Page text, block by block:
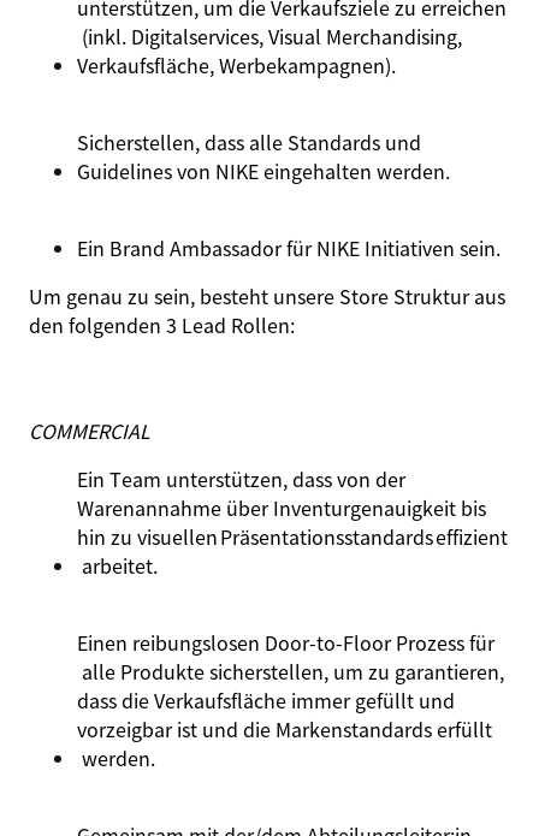
unterstützen, um dieVerkaufszielezu erreichen
(inkl. Digitalservices, Visual Merchandising,
Verkaufsfläche,Werbekampagnen).
Sicherstellen,dass alle Standards und
Guidelinesvon NIKEeingehalten werden.
Ein Brand Ambassador für NIKE Initiativen sein.
Um genau zu sein, besteht unsere Store Struktur aus
den folgenden 3 Lead Rollen:
COMMERCIAL
Ein Team unterstützen,dassvon der
Warenannahme über Inventurgenauigkeit bis
hin zu visuellenPräsentationsstandardseffizient
arbeitet.
Einen reibungslosen Door-to-FloorProzessfür
alle Produktesicherstellen, um zu garantieren,
dassdieVerkaufsfläche immergefüllt und
vorzeigbar ist und die Markenstandardserfüllt
werden.